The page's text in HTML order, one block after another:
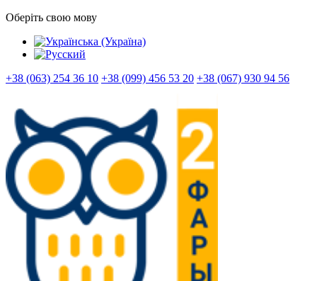
Оберіть свою мову
+38 (063) 254 36 10 +38 (099) 456 53 20 +38 (067) 930 94 56